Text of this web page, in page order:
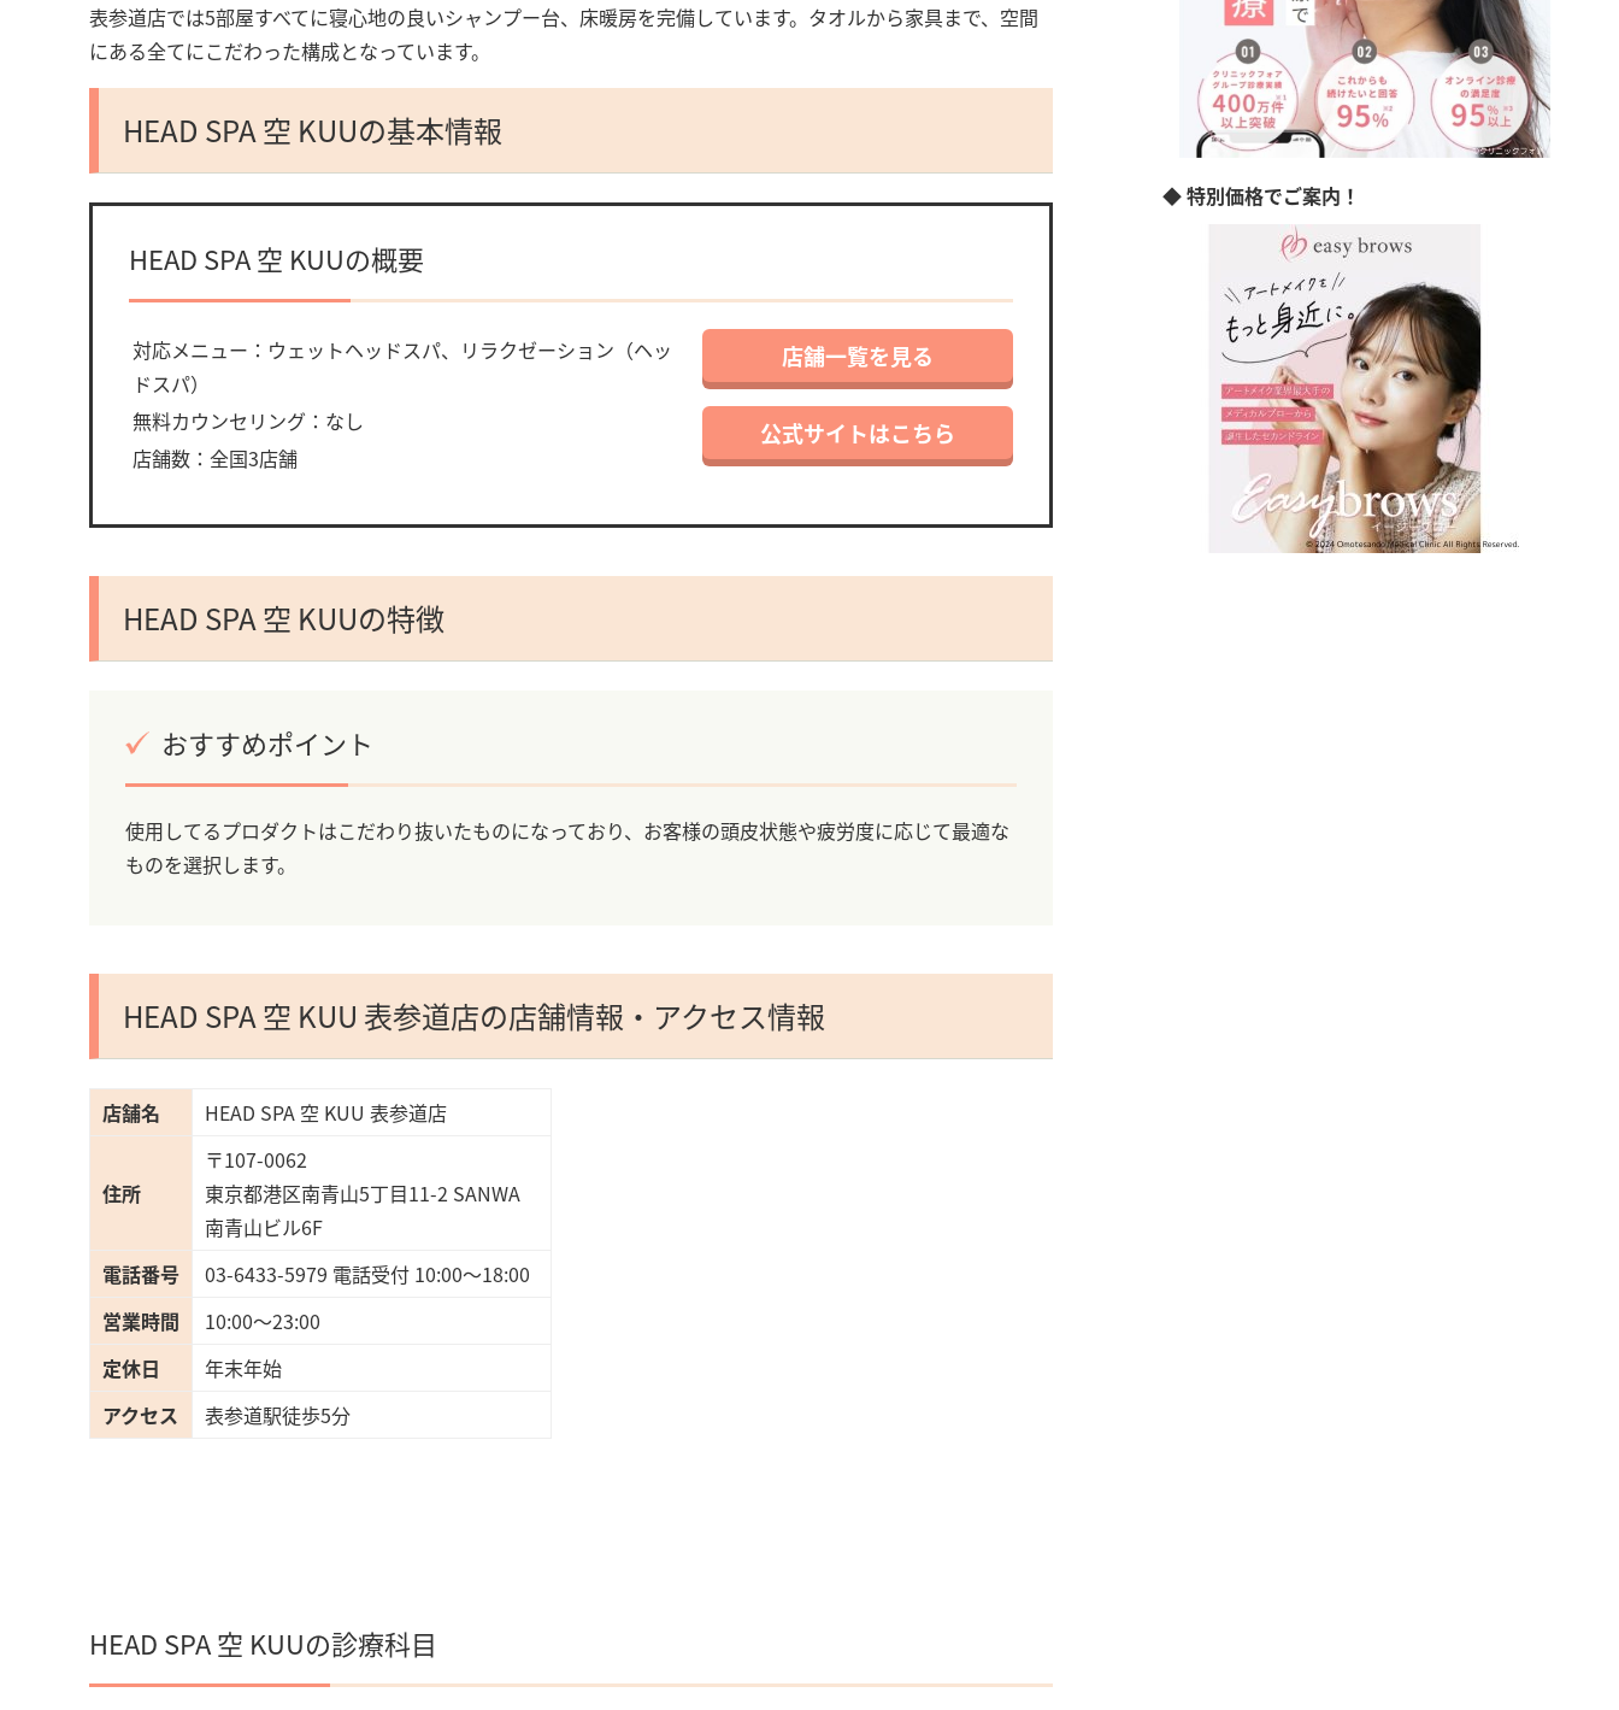
表参道店では5部屋すべてに寝心地の良いシャンプー台、床暖房を完備しています。タオルから家具まで、空間
にある全てにこだわった構成となっています。
HEAD SPA 空 KUUの基本情報
HEAD SPA 空 KUUの概要
対応メニュー：ウェットヘッドスパ、リラクゼーション（ヘッ
ドスパ）
無料カウンセリング：なし
店舗数：全国3店舗
店舗一覧を見る
公式サイトはこちら
HEAD SPA 空 KUUの特徴
おすすめポイント
使用してるプロダクトはこだわり抜いたものになっており、お客様の頭皮状態や疲労度に応じて最適な
ものを選択します。
HEAD SPA 空 KUU 表参道店の店舗情報・アクセス情報
店舗名 HEAD SPA 空 KUU 表参道店
住所
〒107-0062
東京都港区南青山5丁目11-2 SANWA
南青山ビル6F
電話番号
03-6433-5979 電話受付 10:00〜18:00
営業時間
10:00～23:00
定休日
年末年始
アクセス
表参道駅徒歩5分
HEAD SPA 空 KUUの診療科目
◆ 特別価格でご案内！